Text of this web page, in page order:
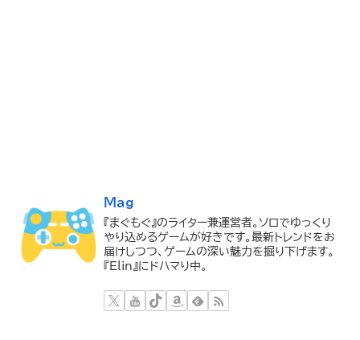
Mag
『まぐもぐ』のライター兼運営者。ソロでゆっくり
やり込めるゲームが好きです。最新トレンドをお
届けしつつ、ゲームの深い魅力を掘り下げます。
『Elin』にドハマり中。